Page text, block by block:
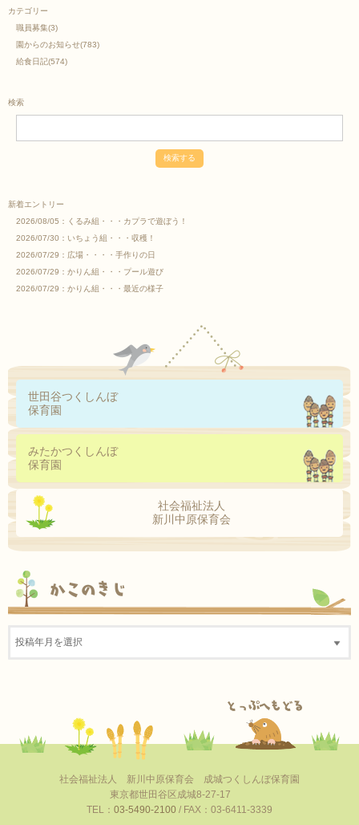
カテゴリー
職員募集(3)
園からのお知らせ(783)
給食日記(574)
検索
新着エントリー
2026/08/05： くるみ組・・・カプラで遊ぼう！
2026/07/30： いちょう組・・・収穫！
2026/07/29： 広場・・・・手作りの日
2026/07/29： かりん組・・・プール遊び
2026/07/29： かりん組・・・最近の様子
世田谷つくしんぼ
保育園
みたかつくしんぼ
保育園
社会福祉法人
新川中原保育会
かこのきじ
社会福祉法人 新川中原保育会 成城つくしんぼ保育園
東京都世田谷区成城8-27-17
TEL： 03-5490-2100 / FAX：03-6411-3339